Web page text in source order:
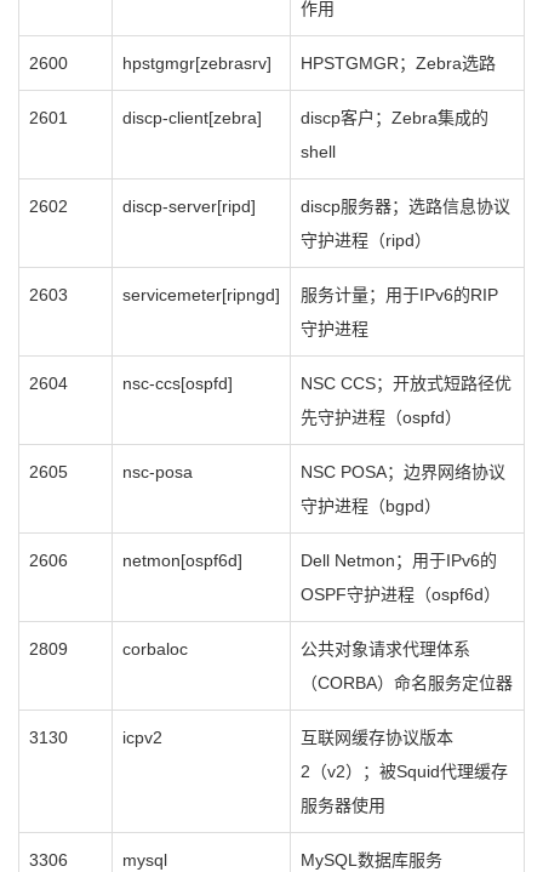
作用
2600 hpstgmgr[zebrasrv] HPSTGMGR；Zebra选路
2601 discp-client[zebra]
discp客户；Zebra集成的
shell
2602 discp-server[ripd]
discp服务器；选路信息协议
守护进程（ripd）
2603 servicemeter[ripngd]
服务计量；用于IPv6的RIP
守护进程
2604 nsc-ccs[ospfd]
NSC CCS；开放式短路径优
先守护进程（ospfd）
2605 nsc-posa
NSC POSA；边界网络协议
守护进程（bgpd）
2606 netmon[ospf6d]
Dell Netmon；用于IPv6的
OSPF守护进程（ospf6d）
2809 corbaloc
公共对象请求代理体系
（CORBA）命名服务定位器
3130 icpv2
互联网缓存协议版本
2（v2）；被Squid代理缓存
服务器使用
3306 mysql MySQL数据库服务